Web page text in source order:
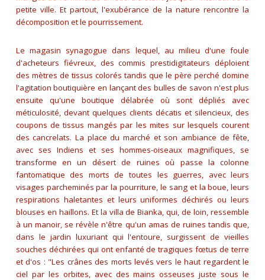
petite ville. Et partout, l'exubérance de la nature rencontre la
décomposition et le pourrissement.
Le magasin synagogue dans lequel, au milieu d'une foule
d'acheteurs fiévreux, des commis prestidigitateurs déploient
des mètres de tissus colorés tandis que le père perché domine
l'agitation boutiquière en lançant des bulles de savon n'est plus
ensuite qu'une boutique délabrée où sont dépliés avec
méticulosité, devant quelques clients décatis et silencieux, des
coupons de tissus mangés par les mites sur lesquels courent
des cancrelats. La place du marché et son ambiance de fête,
avec ses Indiens et ses hommes-oiseaux magnifiques, se
transforme en un désert de ruines où passe la colonne
fantomatique des morts de toutes les guerres, avec leurs
visages parcheminés par la pourriture, le sang et la boue, leurs
respirations haletantes et leurs uniformes déchirés ou leurs
blouses en haillons. Et la villa de Bianka, qui, de loin, ressemble
à un manoir, se révèle n'être qu'un amas de ruines tandis que,
dans le jardin luxuriant qui l'entoure, surgissent de vieilles
souches déchirées qui ont enfanté de tragiques fœtus de terre
et d'os : "Les crânes des morts levés vers le haut regardent le
ciel par les orbites, avec des mains osseuses juste sous le